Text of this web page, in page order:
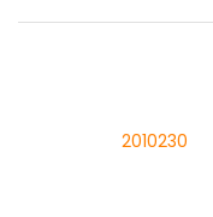
2010230